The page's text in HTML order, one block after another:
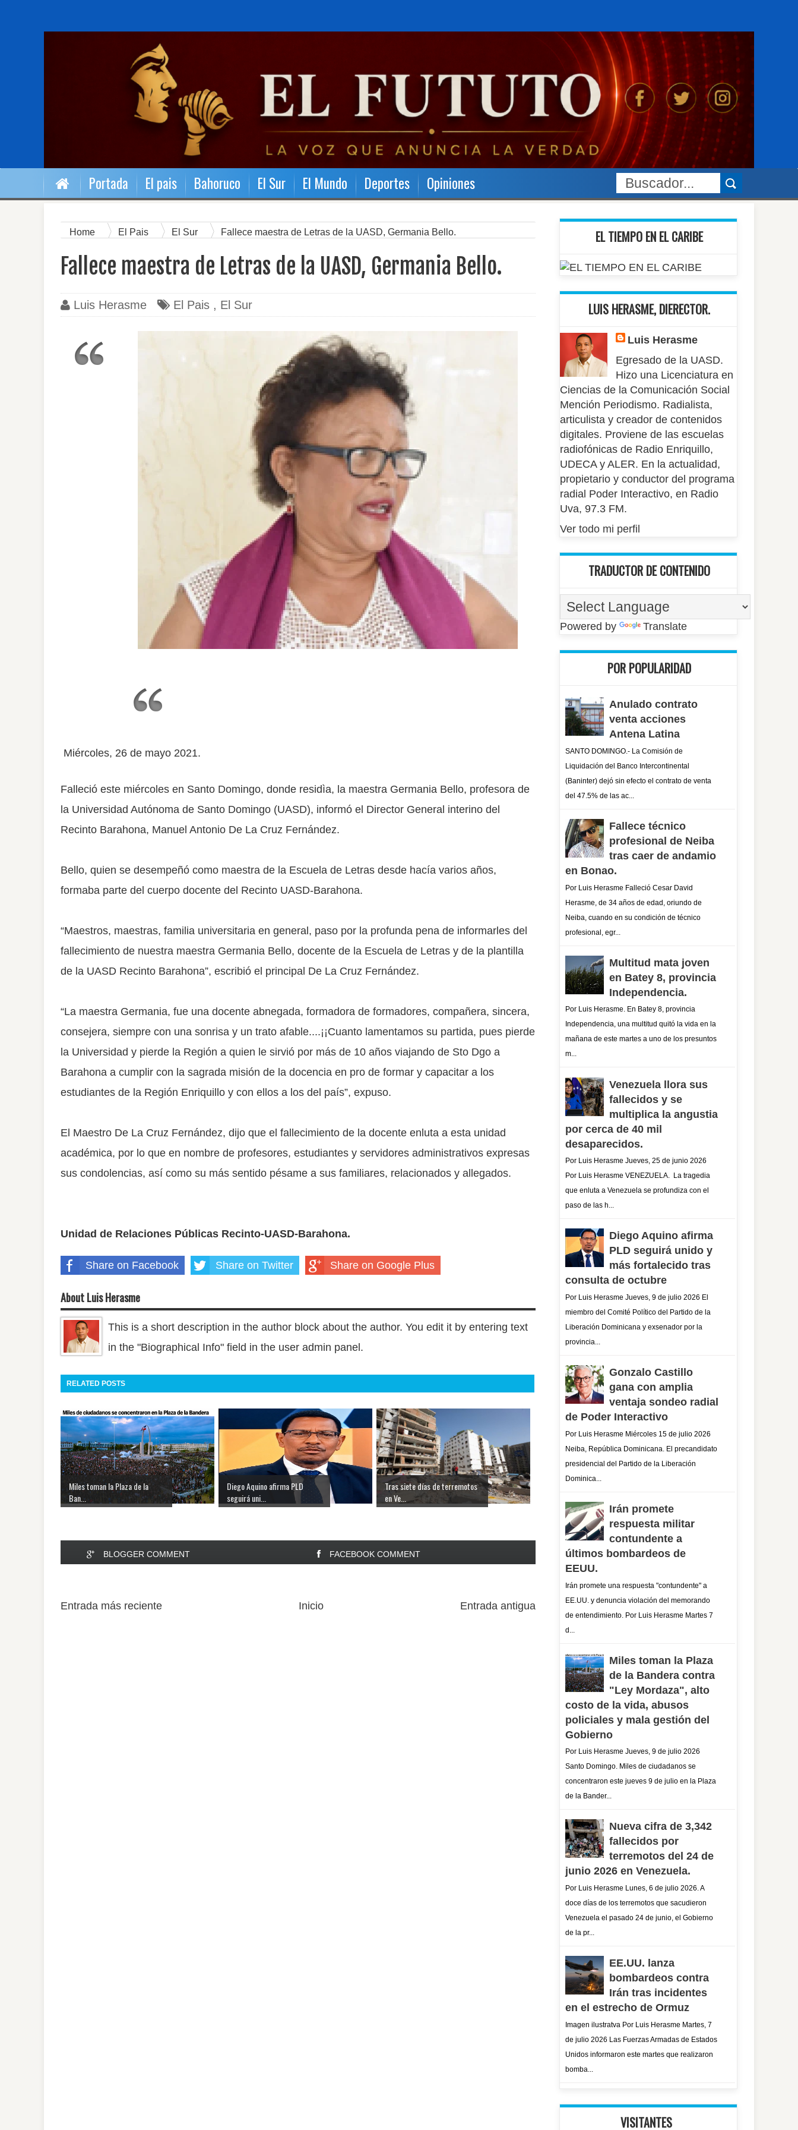
Portada El pais Bahoruco El Sur El Mundo Deportes Opiniones
Home El Pais El Sur Fallece maestra de Letras de la UASD, Germania Bello.
Fallece maestra de Letras de la UASD, Germania Bello.
Luis Herasme El Pais , El Sur
Miércoles, 26 de mayo 2021.
Falleció este miércoles en Santo Domingo, donde residìa, la maestra Germania Bello, profesora de
la Universidad Autónoma de Santo Domingo (UASD), informó el Director General interino del
Recinto Barahona, Manuel Antonio De La Cruz Fernández.
Bello, quien se desempeñó como maestra de la Escuela de Letras desde hacía varios años,
formaba parte del cuerpo docente del Recinto UASD-Barahona.
“Maestros, maestras, familia universitaria en general, paso por la profunda pena de informarles del
fallecimiento de nuestra maestra Germania Bello, docente de la Escuela de Letras y de la plantilla
de la UASD Recinto Barahona”, escribió el principal De La Cruz Fernández.
“La maestra Germania, fue una docente abnegada, formadora de formadores, compañera, sincera,
consejera, siempre con una sonrisa y un trato afable....¡¡Cuanto lamentamos su partida, pues pierde
la Universidad y pierde la Región a quien le sirvió por más de 10 años viajando de Sto Dgo a
Barahona a cumplir con la sagrada misión de la docencia en pro de formar y capacitar a los
estudiantes de la Región Enriquillo y con ellos a los del país”, expuso.
El Maestro De La Cruz Fernández, dijo que el fallecimiento de la docente enluta a esta unidad
académica, por lo que en nombre de profesores, estudiantes y servidores administrativos expresas
sus condolencias, así como su más sentido pésame a sus familiares, relacionados y allegados.
Unidad de Relaciones Públicas Recinto-UASD-Barahona.
Share on Facebook Share on Twitter Share on Google Plus
About Luis Herasme
This is a short description in the author block about the author. You edit it by entering text
in the "Biographical Info" field in the user admin panel.
RELATED POSTS
Miles toman la Plaza de la
Ban...
Diego Aquino afirma PLD
seguirá uni...
Tras siete días de terremotos
en Ve...
BLOGGER COMMENT FACEBOOK COMMENT
Entrada más reciente Entrada antigua
Inicio
EL TIEMPO EN EL CARIBE
LUIS HERASME, DIERECTOR.
Luis Herasme
Egresado de la UASD.
Hizo una Licenciatura en
Ciencias de la Comunicación Social
Mención Periodismo. Radialista,
articulista y creador de contenidos
digitales. Proviene de las escuelas
radiofónicas de Radio Enriquillo,
UDECA y ALER. En la actualidad,
propietario y conductor del programa
radial Poder Interactivo, en Radio
Uva, 97.3 FM.
Ver todo mi perfil
TRADUCTOR DE CONTENIDO
Powered by Translate
POR POPULARIDAD
Anulado contrato
venta acciones
Antena Latina
SANTO DOMINGO.- La Comisión de
Liquidación del Banco Intercontinental
(Baninter) dejó sin efecto el contrato de venta
del 47.5% de las ac...
Fallece técnico
profesional de Neiba
tras caer de andamio
en Bonao.
Por Luis Herasme Falleció Cesar David
Herasme, de 34 años de edad, oriundo de
Neiba, cuando en su condición de técnico
profesional, egr...
Multitud mata joven
en Batey 8, provincia
Independencia.
Por Luis Herasme. En Batey 8, provincia
Independencia, una multitud quitó la vida en la
mañana de este martes a uno de los presuntos
m...
Venezuela llora sus
fallecidos y se
multiplica la angustia
por cerca de 40 mil
desaparecidos.
Por Luis Herasme Jueves, 25 de junio 2026
Por Luis Herasme VENEZUELA. La tragedia
que enluta a Venezuela se profundiza con el
paso de las h...
Diego Aquino afirma
PLD seguirá unido y
más fortalecido tras
consulta de octubre
Por Luis Herasme Jueves, 9 de julio 2026 El
miembro del Comité Político del Partido de la
Liberación Dominicana y exsenador por la
provincia...
Gonzalo Castillo
gana con amplia
ventaja sondeo radial
de Poder Interactivo
Por Luis Herasme Miércoles 15 de julio 2026
Neiba, República Dominicana. El precandidato
presidencial del Partido de la Liberación
Dominica...
Irán promete
respuesta militar
contundente a
últimos bombardeos de
EEUU.
Irán promete una respuesta "contundente" a
EE.UU. y denuncia violación del memorando
de entendimiento. Por Luis Herasme Martes 7
d...
Miles toman la Plaza
de la Bandera contra
"Ley Mordaza", alto
costo de la vida, abusos
policiales y mala gestión del
Gobierno
Por Luis Herasme Jueves, 9 de julio 2026
Santo Domingo. Miles de ciudadanos se
concentraron este jueves 9 de julio en la Plaza
de la Bander...
Nueva cifra de 3,342
fallecidos por
terremotos del 24 de
junio 2026 en Venezuela.
Por Luis Herasme Lunes, 6 de julio 2026. A
doce días de los terremotos que sacudieron
Venezuela el pasado 24 de junio, el Gobierno
de la pr...
EE.UU. lanza
bombardeos contra
Irán tras incidentes
en el estrecho de Ormuz
Imagen ilustratva Por Luis Herasme Martes, 7
de julio 2026 Las Fuerzas Armadas de Estados
Unidos informaron este martes que realizaron
bomba...
VISITANTES